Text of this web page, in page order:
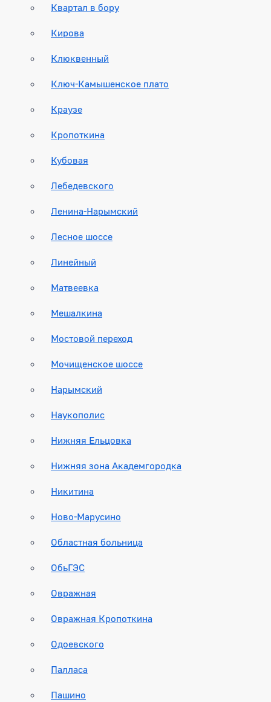
Квартал в бору
Кирова
Клюквенный
Ключ-Камышенское плато
Краузе
Кропоткина
Кубовая
Лебедевского
Ленина-Нарымский
Лесное шоссе
Линейный
Матвеевка
Мешалкина
Мостовой переход
Мочищенское шоссе
Нарымский
Наукополис
Нижняя Ельцовка
Нижняя зона Академгородка
Никитина
Ново-Марусино
Областная больница
ОбьГЭС
Овражная
Овражная Кропоткина
Одоевского
Палласа
Пашино